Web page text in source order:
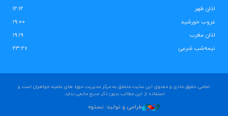
اذان ظهر
۱۲:۱۲
غروب خورشید
۱۹:۰۰
اذان مغرب
۱۹:۱۹
نیمه‌شب شرعی
۲۳:۲۶
تمامی حقوق مادی و معنوی این سایت متعلق به مرکز مدیریت حوزه های علمیه خواهران است و
استفاده از این مطالب بدون ذکر منبع مانعی ندارد.
طراحی و تولید: نستوه